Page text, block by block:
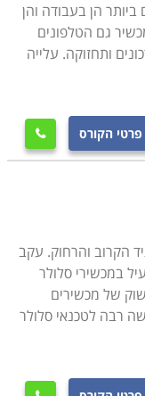
ביותר הן בעבודה והן
גם הטלפונים
ותחזוקה. עלייה
פרטי הקורס 
הקרוב והרחוק. עקב
במכשירי סלולר
של מכשירים
רבה לטכנאי סלולר